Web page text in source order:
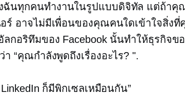
ฉันทุกคนทำงานในรูปแบบดิจิทัล แต่ถ้าคุ
ร์ อาจไม่มีเพื่อนของคุณคนใดเข้าใจสิ่งที่
ลกอริทึมของ Facebook นั้นทำให้ธุรกิจข
า “คุณกำลังพูดถึงเรื่องอะไร? ".
ก็มีพิกเซลเหมือนกัน”